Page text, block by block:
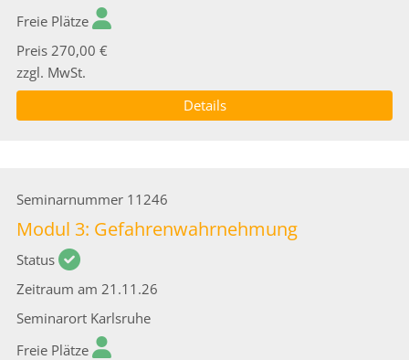
Freie Plätze
Preis 270,00 €
zzgl. MwSt.
Details
Seminarnummer 11246
Modul 3: Gefahrenwahrnehmung
Status
Zeitraum am 21.11.26
Seminarort Karlsruhe
Freie Plätze